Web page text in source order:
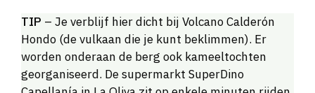
TIP – Je verblijf hier dicht bij Volcano Calderón
Hondo (de vulkaan die je kunt beklimmen). Er
worden onderaan de berg ook kameeltochten
georganiseerd. De supermarkt SuperDino